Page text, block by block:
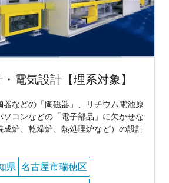
電気設計【理系対象】
器などの「陶磁器」、リチウム電池原
コンなどの「電子部品」に欠かせな
成炉、乾燥炉、熱処理炉など）の設計
県 名古屋市瑞穂区